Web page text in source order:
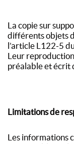
La copie sur
différents objets
l’article L122-5
Leur
préalable et écrit
Limitations de
Les informations